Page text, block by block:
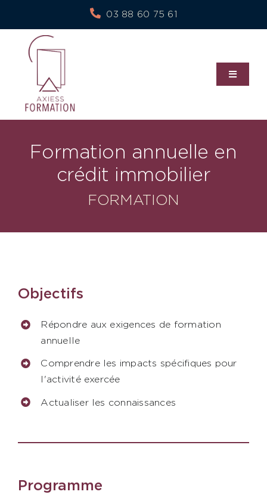
content
03 88 60 75 61
Toggle
À propos de nous
Nos services
Notre politique RSE
AXIESS FORMATION
Formation annuelle en
crédit immobilier
FORMATION
Objectifs
Répondre aux exigences de formation
annuelle
Comprendre les impacts spécifiques pour
l'activité exercée
Actualiser les connaissances
Programme